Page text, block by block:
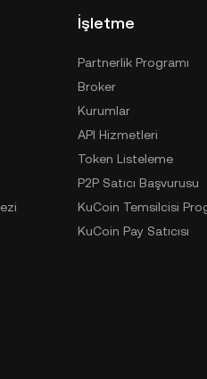
İşletme
Partnerlik Programı
Broker
Kurumlar
API Hizmetleri
Token Listeleme
P2P Satıcı Başvurusu
KuCoin Temsilcisi
KuCoin Pay Satıcısı